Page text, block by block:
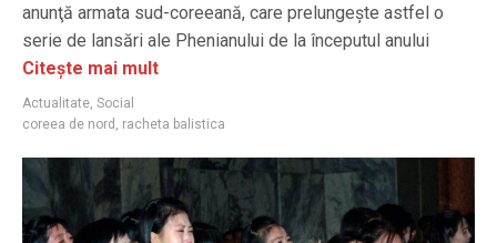
anunţă armata sud-coreeană, care prelungeşte astfel o
serie de lansări ale Phenianului de la începutul anului
Citește mai mult
Actualitate, Social
coreea de nord , racheta balistica